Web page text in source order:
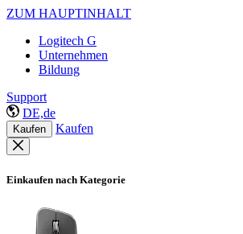
ZUM HAUPTINHALT
Logitech G
Unternehmen
Bildung
Support
DE,de
Kaufen Kaufen
Einkaufen nach Kategorie